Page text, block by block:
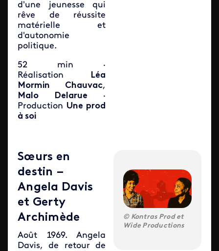
d'une jeunesse qui
rêve de réussite
matérielle et
d'autonomie
politique.
52 min ·
Réalisation Léa
Mormin Chauvac,
Malo Delarue ·
Production Une prod
à soi
Sœurs en
destin –
Angela Davis
et Gerty
Archimède
Août 1969. Angela
Davis, de retour de
Kontras Prod et
Wide Productions